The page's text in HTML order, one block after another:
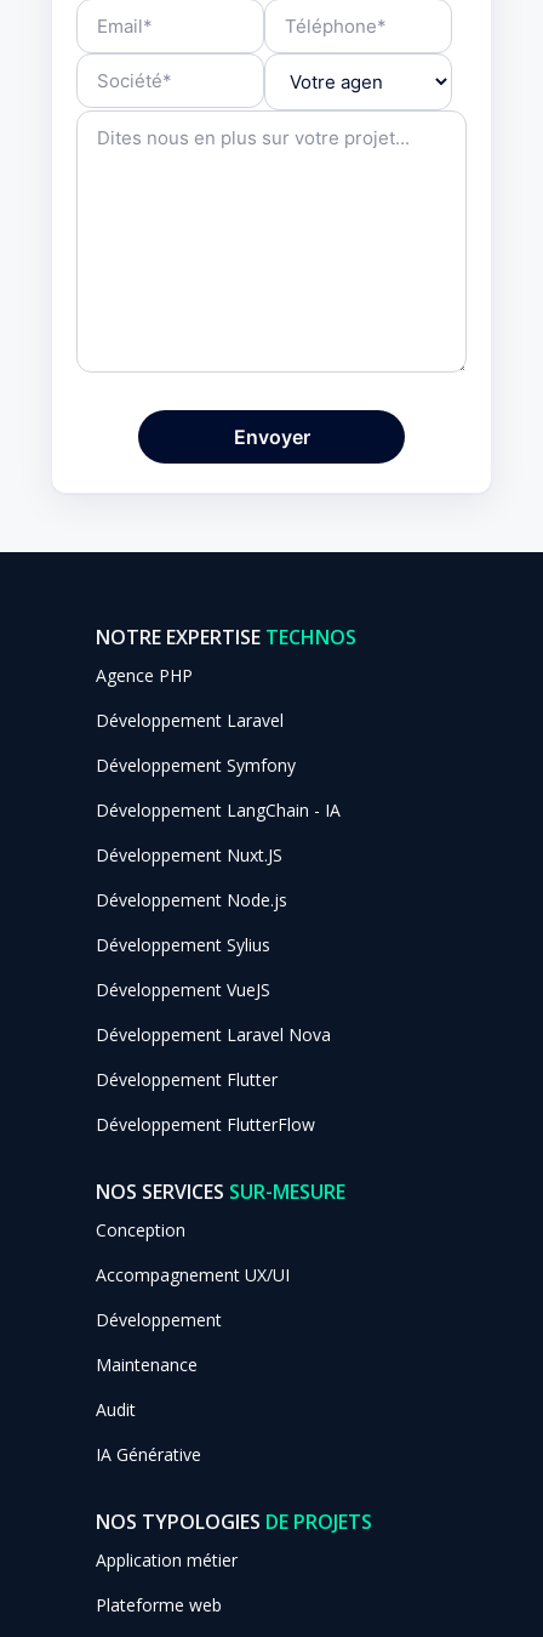
NOTRE EXPERTISE TECHNOS
Agence PHP
Développement Laravel
Développement Symfony
Développement LangChain - IA
Développement Nuxt.JS
Développement Node.js
Développement Sylius
Développement VueJS
Développement Laravel Nova
Développement Flutter
Développement FlutterFlow
NOS SERVICES SUR-MESURE
Conception
Accompagnement UX/UI
Développement
Maintenance
Audit
IA Générative
NOS TYPOLOGIES DE PROJETS
Application métier
Plateforme web